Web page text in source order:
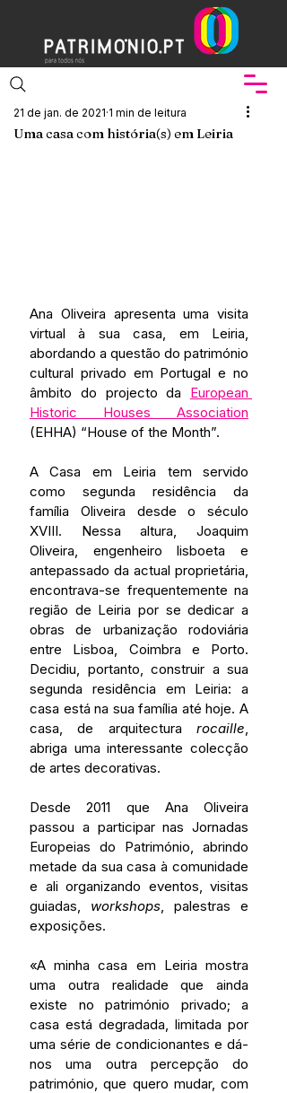
Uma casa com história(s) em Leiria
21 de jan. de 2021 1 min de leitura
Ana Oliveira apresenta uma visita
virtual à sua casa, em Leiria,
abordando a questão do património
cultural privado em Portugal e no
âmbito do projecto da European
Historic Houses Association
(EHHA) “House of the Month”.
A Casa em Leiria tem servido
como segunda residência da
família Oliveira desde o século
XVIII. Nessa altura, Joaquim
Oliveira, engenheiro lisboeta e
antepassado da actual proprietária,
encontrava-se frequentemente na
região de Leiria por se dedicar a
obras de urbanização rodoviária
entre Lisboa, Coimbra e Porto.
Decidiu, portanto, construir a sua
segunda residência em Leiria: a
casa está na sua família até hoje. A
casa, de arquitectura rocaille,
abriga uma interessante colecção
de artes decorativas.
Desde 2011 que Ana Oliveira
passou a participar nas Jornadas
Europeias do Património, abrindo
metade da sua casa à comunidade
e ali organizando eventos, visitas
guiadas, workshops, palestras e
exposições.
«A minha casa em Leiria mostra
uma outra realidade que ainda
existe no património privado; a
casa está degradada, limitada por
uma série de condicionantes e dá-
nos uma outra percepção do
património, que quero mudar, com